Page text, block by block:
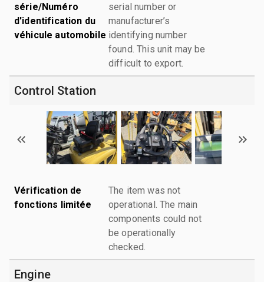
série/Numéro
d'identification du
véhicule automobile
serial number or
manufacturer’s
identifying number
found. This unit may be
difficult to export.
Control Station
Vérification de
fonctions limitée
The item was not
operational. The main
components could not
be operationally
checked.
Engine